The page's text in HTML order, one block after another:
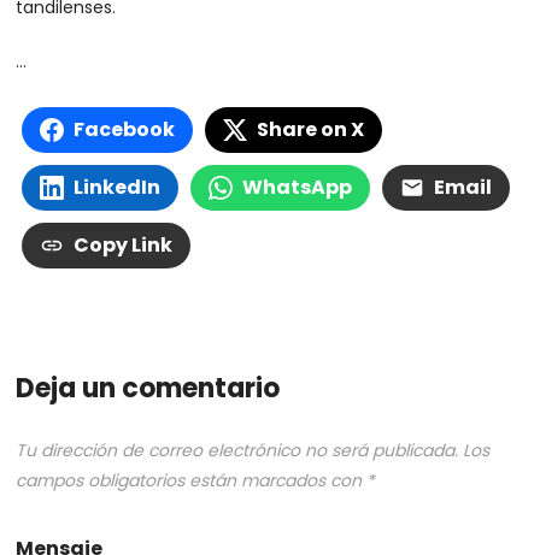
tandilenses.
…
Facebook Share on X
LinkedIn WhatsApp Email
Copy Link
Deja un comentario
Tu dirección de correo electrónico no será publicada. Los
campos obligatorios están marcados con *
Mensaje